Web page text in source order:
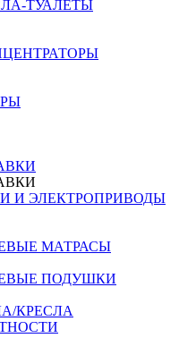
ТУАЛЕТЫ
И ЭЛЕКТРОПРИВОДЫ
МАТРАСЫ
ПОДУШКИ
КРЕСЛА